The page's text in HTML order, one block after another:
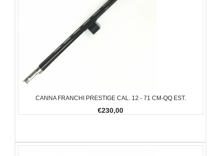
CANNA FRANCHI PRESTIGE CAL. 12 - 71 CM-QQ EST.
€230,00